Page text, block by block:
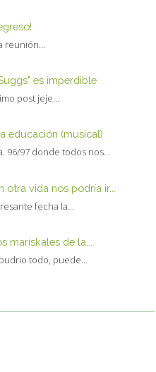
reunión...
es imperdible
post jeje...
educación (musical)
96/97 donde todos nos...
otra vida nos podría ir...
fecha la...
mariskales de la...
todo, puede...